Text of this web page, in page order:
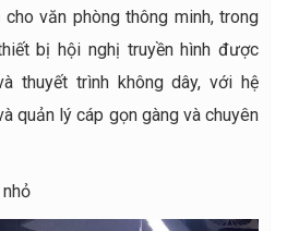
văn phòng thông minh, trong
bị hội nghị truyền hình được
thuyết trình không dây, với hệ
quản lý cáp gọn gàng và chuyên